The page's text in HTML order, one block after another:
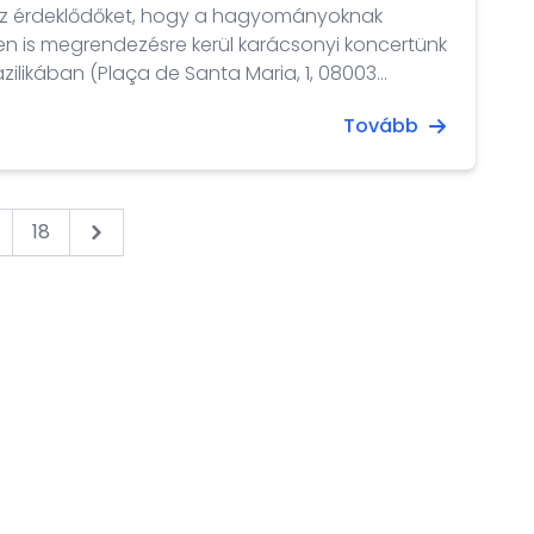
érdeklődőket, hogy a hagyományoknak
is megrendezésre kerül karácsonyi koncertünk
(Plaça de Santa Maria, 1, 08003
megvalósuló programon két ifjú magyar
Janszó Orsolya énekes és a Nemzet Fiatal
díjazottja, a Wacław Felczak
Tovább
18 Next &raquo;